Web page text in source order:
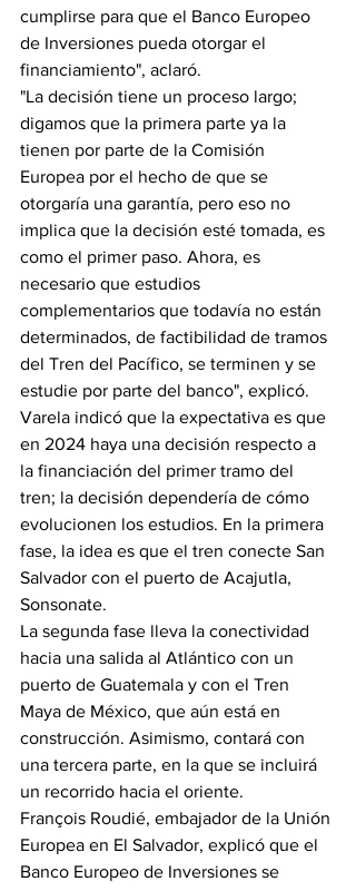
cumplirse para que el Banco Europeo
de Inversiones pueda otorgar el
financiamiento", aclaró.
"La decisión tiene un proceso largo;
digamos que la primera parte ya la
tienen por parte de la Comisión
Europea por el hecho de que se
otorgaría una garantía, pero eso no
implica que la decisión esté tomada, es
como el primer paso. Ahora, es
necesario que estudios
complementarios que todavía no están
determinados, de factibilidad de tramos
del Tren del Pacífico, se terminen y se
estudie por parte del banco", explicó.
Varela indicó que la expectativa es que
en 2024 haya una decisión respecto a
la financiación del primer tramo del
tren; la decisión dependería de cómo
evolucionen los estudios. En la primera
fase, la idea es que el tren conecte San
Salvador con el puerto de Acajutla,
Sonsonate.
La segunda fase lleva la conectividad
hacia una salida al Atlántico con un
puerto de Guatemala y con el Tren
Maya de México, que aún está en
construcción. Asimismo, contará con
una tercera parte, en la que se incluirá
un recorrido hacia el oriente.
François Roudié, embajador de la Unión
Europea en El Salvador, explicó que el
Banco Europeo de Inversiones se